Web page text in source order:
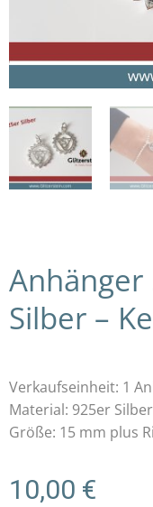
Anhänger
Silber –
Verkaufseinheit: 1
Material: 925er Silber
Größe: 15 mm plus
10,00 €